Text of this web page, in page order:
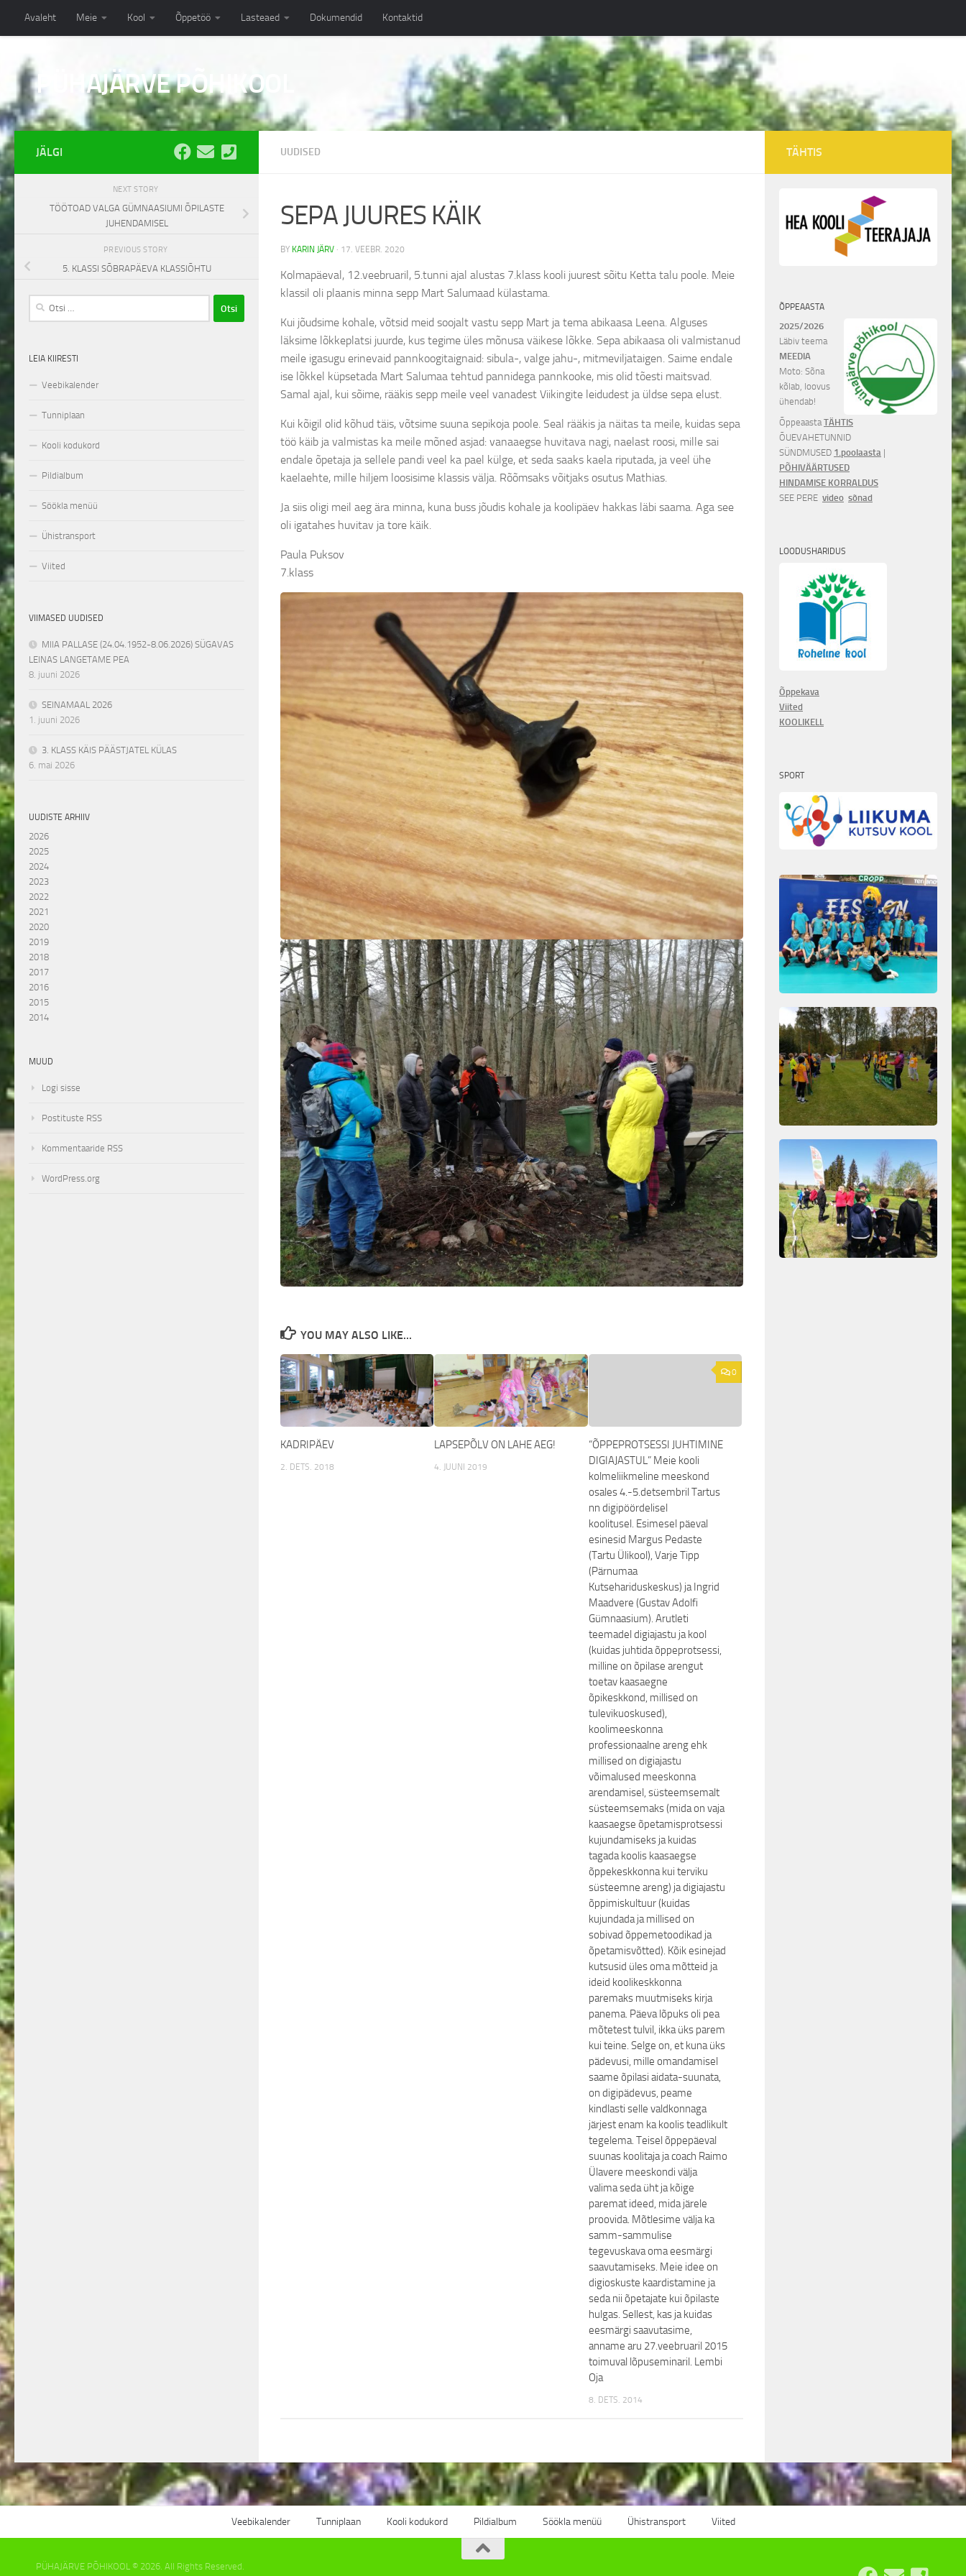
Skip to content
Avaleht Meie Kool Õppetöö Lasteaed Dokumendid Kontaktid
PÜHAJÄRVE PÕHIKOOL
UUDISED
SEPA JUURES KÄIK
BY KARIN JÄRV · 17. VEEBR. 2020
Kolmapäeval, 12.veebruaril, 5.tunni ajal alustas 7.klass kooli juurest sõitu Ketta talu poole. Meie
klassil oli plaanis minna sepp Mart Salumaad külastama.
Kui jõudsime kohale, võtsid meid soojalt vastu sepp Mart ja tema abikaasa Leena. Alguses
läksime lõkkeplatsi juurde, kus tegime üles mõnusa väikese lõkke. Sepa abikaasa oli valmistanud
meile igasugu erinevaid pannkoogitaignaid: sibula-, valge jahu-, mitmeviljataigen. Saime endale
ise lõkkel küpsetada Mart Salumaa tehtud pannidega pannkooke, mis olid tõesti maitsvad.
Samal ajal, kui sõime, rääkis sepp meile veel vanadest Viikingite leidudest ja üldse sepa elust.
Kui kõigil olid kõhud täis, võtsime suuna sepikoja poole. Seal rääkis ja näitas ta meile, kuidas sepa
töö käib ja valmistas ka meile mõned asjad: vanaaegse huvitava nagi, naelast roosi, mille sai
endale õpetaja ja sellele pandi veel ka pael külge, et seda saaks kaela riputada, ja veel ühe
kaelaehte, mille hiljem loosisime klassis välja. Rõõmsaks võitjaks osutus Mathias.
Ja siis oligi meil aeg ära minna, kuna buss jõudis kohale ja koolipäev hakkas läbi saama. Aga see
oli igatahes huvitav ja tore käik.
Paula Puksov
7.klass
YOU MAY ALSO LIKE...
KADRIPÄEV
2. DETS. 2018
LAPSEPÕLV ON LAHE AEG!
4. JUUNI 2019
0
“ÕPPEPROTSESSI JUHTIMINE
DIGIAJASTUL” Meie kooli
kolmeliikmeline meeskond
osales 4.-5.detsembril Tartus
nn digipöördelisel
koolitusel. Esimesel päeval
esinesid Margus Pedaste
(Tartu Ülikool), Varje Tipp
(Pärnumaa
Kutsehariduskeskus) ja Ingrid
Maadvere (Gustav Adolfi
Gümnaasium). Arutleti
teemadel digiajastu ja kool
(kuidas juhtida õppeprotsessi,
milline on õpilase arengut
toetav kaasaegne
õpikeskkond, millised on
tulevikuoskused),
koolimeeskonna
professionaalne areng ehk
millised on digiajastu
võimalused meeskonna
arendamisel, süsteemsemalt
süsteemsemaks (mida on vaja
kaasaegse õpetamisprotsessi
kujundamiseks ja kuidas
tagada koolis kaasaegse
õppekeskkonna kui terviku
süsteemne areng) ja digiajastu
õppimiskultuur (kuidas
kujundada ja millised on
sobivad õppemetoodikad ja
õpetamisvõtted). Kõik esinejad
kutsusid üles oma mõtteid ja
ideid koolikeskkonna
paremaks muutmiseks kirja
panema. Päeva lõpuks oli pea
mõtetest tulvil, ikka üks parem
kui teine. Selge on, et kuna üks
pädevusi, mille omandamisel
saame õpilasi aidata-suunata,
on digipädevus, peame
kindlasti selle valdkonnaga
järjest enam ka koolis teadlikult
tegelema. Teisel õppepäeval
suunas koolitaja ja coach Raimo
Ülavere meeskondi välja
valima seda üht ja kõige
paremat ideed, mida järele
proovida. Mõtlesime välja ka
samm-sammulise
tegevuskava oma eesmärgi
saavutamiseks. Meie idee on
digioskuste kaardistamine ja
seda nii õpetajate kui õpilaste
hulgas. Sellest, kas ja kuidas
eesmärgi saavutasime,
anname aru 27.veebruaril 2015
toimuval lõpuseminaril. Lembi
Oja
8. DETS. 2014
JÄLGI
NEXT STORY
TÖÖTOAD VALGA GÜMNAASIUMI ÕPILASTE
JUHENDAMISEL
PREVIOUS STORY
5. KLASSI SÕBRAPÄEVA KLASSIÕHTU
Otsi:
LEIA KIIRESTI
Veebikalender
Tunniplaan
Kooli kodukord
Pildialbum
Söökla menüü
Ühistransport
Viited
VIIMASED UUDISED
MIIA PALLASE (24.04.1952-8.06.2026) SÜGAVAS
LEINAS LANGETAME PEA
8. juuni 2026
SEINAMAAL 2026
1. juuni 2026
3. KLASS KÄIS PÄÄSTJATEL KÜLAS
6. mai 2026
UUDISTE ARHIIV
2026
2025
2024
2023
2022
2021
2020
2019
2018
2017
2016
2015
2014
MUUD
Logi sisse
Postituste RSS
Kommentaaride RSS
WordPress.org
TÄHTIS
ÕPPEAASTA
2025/2026
Läbiv teema
MEEDIA
Moto: Sõna
kõlab, loovus
ühendab!
Õppeaasta TÄHTIS
ÕUEVAHETUNNID
SÜNDMUSED 1.poolaasta |
PÕHIVÄÄRTUSED
HINDAMISE KORRALDUS
SEE PERE video sõnad
LOODUSHARIDUS
Õppekava
Viited
KOOLIKELL
SPORT
Veebikalender Tunniplaan Kooli kodukord Pildialbum Söökla menüü Ühistransport Viited
PÜHAJÄRVE PÕHIKOOL © 2026. All Rights Reserved.